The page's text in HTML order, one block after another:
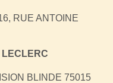
RUE ANTOINE
LECLERC
BLINDE 75015